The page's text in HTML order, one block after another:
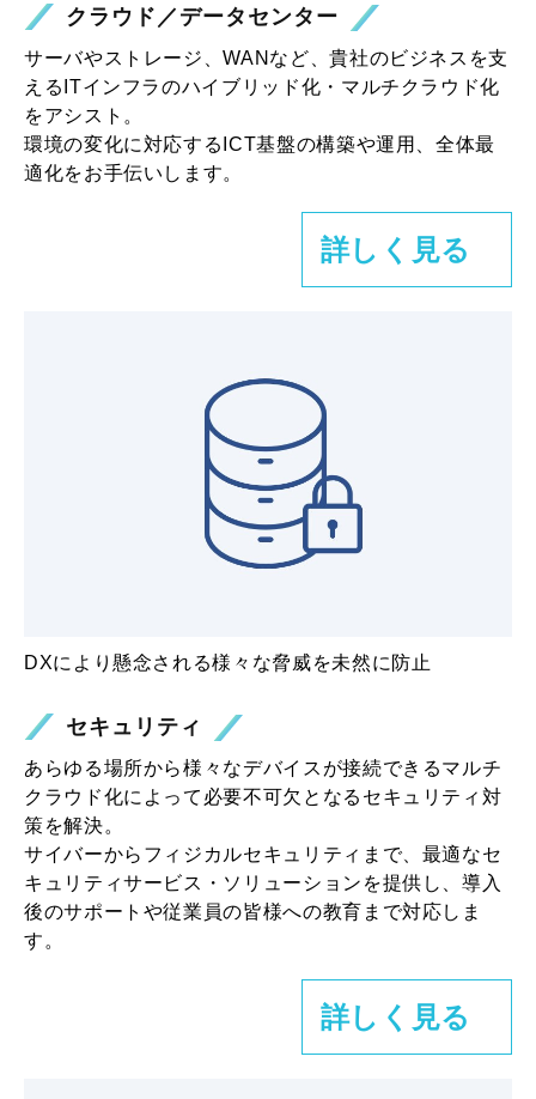
クラウド／データセンター
サーバやストレージ、WANなど、貴社のビジネスを支
えるITインフラのハイブリッド化・マルチクラウド化
をアシスト。
環境の変化に対応するICT基盤の構築や運用、全体最
適化をお手伝いします。
詳しく見る
DXにより懸念される様々な脅威を未然に防止
セキュリティ
あらゆる場所から様々なデバイスが接続できるマルチ
クラウド化によって必要不可欠となるセキュリティ対
策を解決。
サイバーからフィジカルセキュリティまで、最適なセ
キュリティサービス・ソリューションを提供し、導入
後のサポートや従業員の皆様への教育まで対応しま
す。
詳しく見る